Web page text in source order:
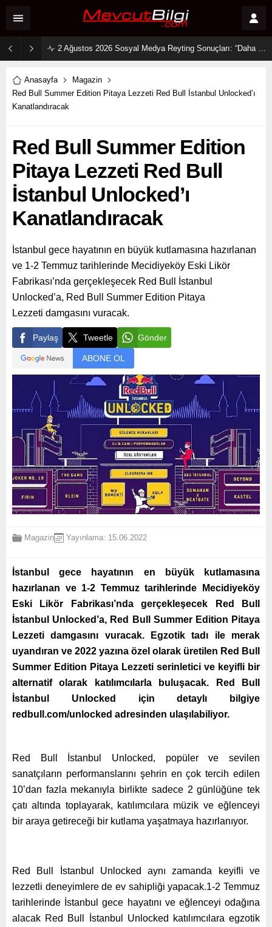
2 Ağustos 2026 Sosyal Medya Reyting Sonuçları: “Daha 17” Ekranlara Ambargo Koydu!
Anasayfa
Magazin
Red Bull Summer Edition Pitaya Lezzeti Red Bull İstanbul Unlocked’ı
Kanatlandıracak
Red Bull Summer Edition
Pitaya Lezzeti Red Bull
İstanbul Unlocked’ı
Kanatlandıracak
İstanbul gece hayatının en büyük kutlamasına hazırlanan
ve 1-2 Temmuz tarihlerinde Mecidiyeköy Eski Likör
Fabrikası’nda gerçekleşecek Red Bull İstanbul
Unlocked’a, Red Bull Summer Edition Pitaya
Lezzeti damgasını vuracak.
Paylaş Tweetle Gönder
ABONE OL
Magazin Yayınlama: 15.06.2022
İstanbul gece hayatının en büyük kutlamasına
hazırlanan ve 1-2 Temmuz tarihlerinde Mecidiyeköy
Eski Likör Fabrikası’nda gerçekleşecek Red Bull
İstanbul Unlocked’a, Red Bull Summer Edition Pitaya
Lezzeti damgasını vuracak. Egzotik tadı ile merak
uyandıran ve 2022 yazına özel olarak üretilen Red Bull
Summer Edition Pitaya Lezzeti serinletici ve keyifli bir
alternatif olarak katılımcılarla buluşacak. Red Bull
İstanbul Unlocked için detaylı bilgiye
redbull.com/unlocked adresinden ulaşılabiliyor.
Red Bull İstanbul Unlocked, popüler ve sevilen
sanatçıların performanslarını şehrin en çok tercih edilen
10’dan fazla mekanıyla birlikte sadece 2 günlüğüne tek
çatı altında toplayarak, katılımcılara müzik ve eğlenceyi
bir araya getireceği bir kutlama yaşatmaya hazırlanıyor.
Red Bull İstanbul Unlocked aynı zamanda keyifli ve
lezzetli deneyimlere de ev sahipliği yapacak.1-2 Temmuz
tarihlerinde İstanbul gece hayatını ve eğlenceyi odağına
alacak Red Bull İstanbul Unlocked katılımcılara egzotik